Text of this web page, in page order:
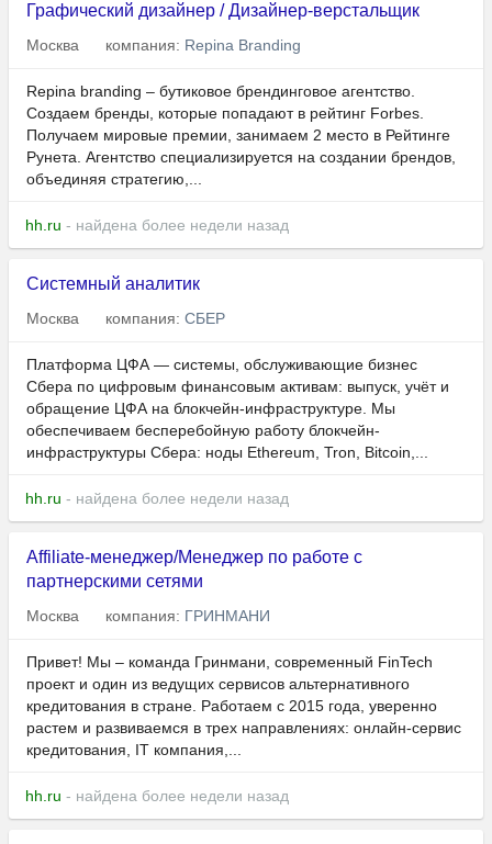
Графический дизайнер / Дизайнер-верстальщик
Москва компания: Repina Branding
Rеpina branding – бутиковое брендинговое агентство.
Создаем бренды, которые попадают в рейтинг Forbes.
Получаем мировые премии, занимаем 2 место в Рейтинге
Рунета. Агентство специализируется на создании брендов,
объединяя стратегию,...
hh.ru - найдена более недели назад
Системный аналитик
Москва компания: СБЕР
Платформа ЦФА — системы, обслуживающие бизнес
Сбера по цифровым финансовым активам: выпуск, учёт и
обращение ЦФА на блокчейн-инфраструктуре. Мы
обеспечиваем бесперебойную работу блокчейн-
инфраструктуры Сбера: ноды Ethereum, Tron, Bitcoin,...
hh.ru - найдена более недели назад
Affiliate-менеджер/Менеджер по работе с
партнерскими сетями
Москва компания: ГРИНМАНИ
Привет! Мы – команда Гринмани, современный FinTech
проект и один из ведущих сервисов альтернативного
кредитования в стране. Работаем с 2015 года, уверенно
растем и развиваемся в трех направлениях: онлайн-сервис
кредитования, IT компания,...
hh.ru - найдена более недели назад